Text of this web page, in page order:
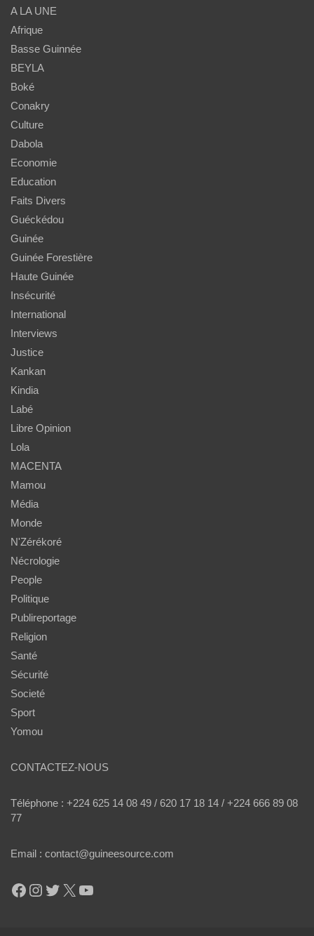
A LA UNE
Afrique
Basse Guinnée
BEYLA
Boké
Conakry
Culture
Dabola
Economie
Education
Faits Divers
Guéckédou
Guinée
Guinée Forestière
Haute Guinée
Insécurité
International
Interviews
Justice
Kankan
Kindia
Labé
Libre Opinion
Lola
MACENTA
Mamou
Média
Monde
N'Zérékoré
Nécrologie
People
Politique
Publireportage
Religion
Santé
Sécurité
Societé
Sport
Yomou
CONTACTEZ-NOUS
Téléphone : +224 625 14 08 49 / 620 17 18 14 / +224 666 89 08
77
Email : contact@guineesource.com
Facebook
Instagram
Twitter
X YouTube